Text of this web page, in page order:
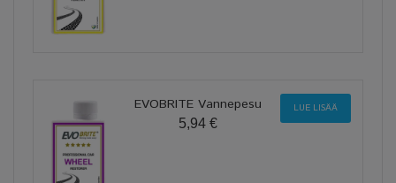
EVOBRITE Vannepesu
5,94 €
LUE LISÄÄ